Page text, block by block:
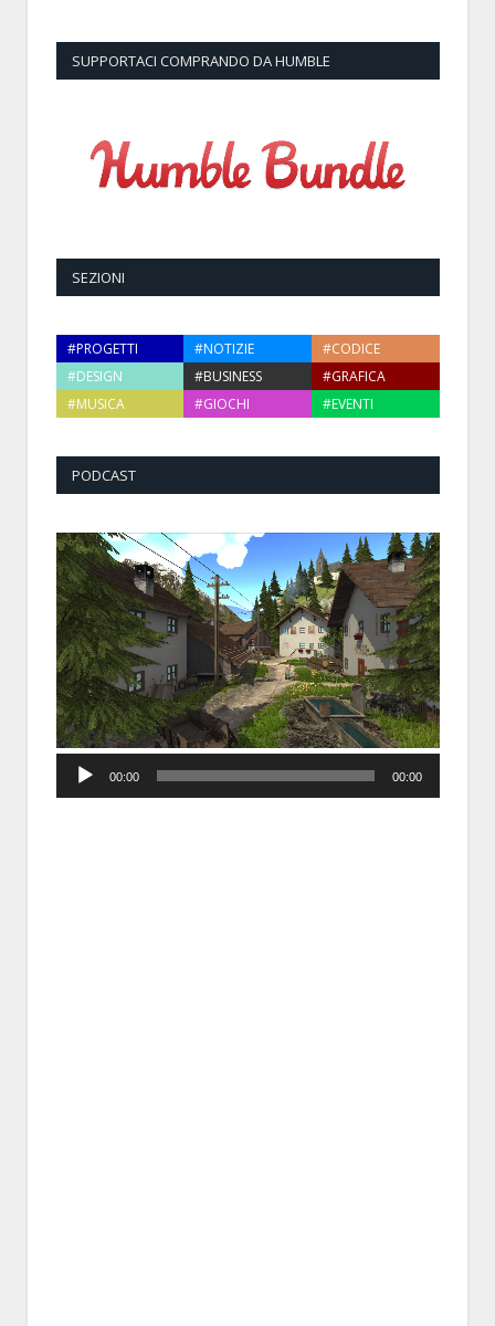
SUPPORTACI COMPRANDO DA HUMBLE
SEZIONI
#PROGETTI #NOTIZIE
#CODICE
#DESIGN
#BUSINESS
#GRAFICA
#MUSICA
#GIOCHI #EVENTI
PODCAST
Player
00:00 00:00